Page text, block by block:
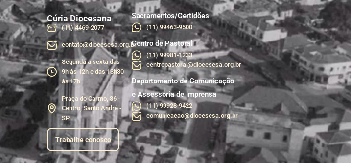
Cúria Diocesana
(11) 4469-2077
contato@diocesesa.org.br
Segunda a sexta das
9h às 12h e das 13h30
às 17h
Praça do Carmo, 36 -
Centro, Santo André -
SP
Trabalhe conosco
Sacramentos/Certidões
(11) 99463-9500
Centro de Pastoral
(11) 99981-1233
centropastoral@diocesesa.org.br
Departamento de Comunicação
e Assessoria de Imprensa
(11) 99928-9422
comunicacao@diocesesa.org.br